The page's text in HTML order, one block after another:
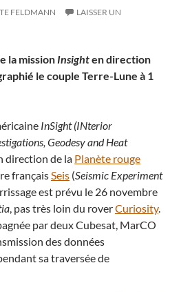
FELDMANN
LAISSER UN
la mission Insighten direction
le couple Terre-Lune à 1
InSight (INterior
Geodesy and Heat
direction de la Planète rouge
françaisSeis (Seismic Experiment
est prévu le 26 novembre
, pas très loin du roverCuriosity.
par deux Cubesat, MarCO
des données
sa traversée de